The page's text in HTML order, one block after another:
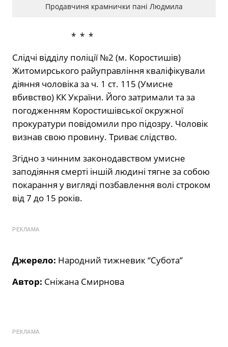
Продавчиня крамнички пані Людмила
* * *
Слідчі відділу поліції №2 (м. Коростишів)
Житомирського райуправління кваліфікували
діяння чоловіка за ч. 1 ст. 115 (Умисне
вбивство) КК України. Його затримали та за
погодженням Коростишівської окружної
прокуратури повідомили про підозру. Чоловік
визнав свою провину. Триває слідство.
Згідно з чинним законодавством умисне
заподіяння смерті іншій людині тягне за собою
покарання у вигляді позбавлення волі строком
від 7 до 15 років.
РЕКЛАМА
Джерело: Народний тижневик “Субота”
Автор: Сніжана Смирнова
РЕКЛАМА